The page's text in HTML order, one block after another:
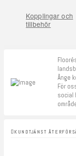
Kopplingar och
tillbehör
Ånge
För
social
KUNDTJÄNST